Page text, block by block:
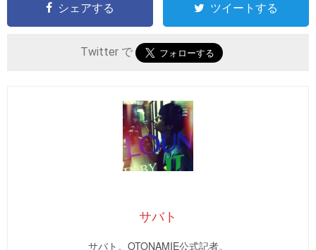
シェアする ツイートする
Twitter で
サバト
サバト。OTONAMIE公式記者。